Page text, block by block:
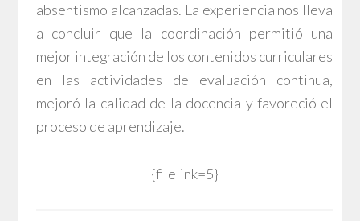
absentismo alcanzadas. La experiencia nos lleva
a concluir que la coordinación permitió una
mejor integración de los contenidos curriculares
en las actividades de evaluación continua,
mejoró la calidad de la docencia y favoreció el
proceso de aprendizaje.
{filelink=5}